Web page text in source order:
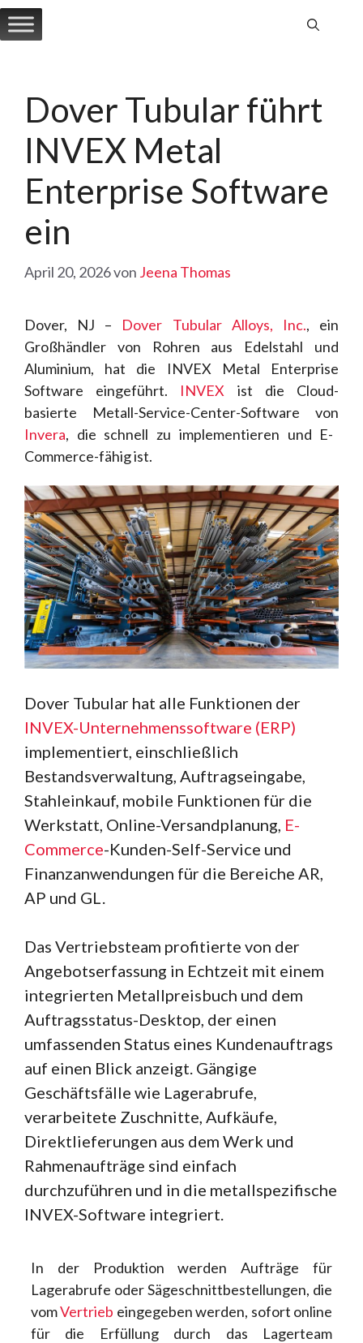
Zum
Inhalt
Dover Tubular führt
INVEX Metal
Enterprise Software
ein
April 20, 2026von Jeena Thomas
Dover, NJ – Dover Tubular Alloys, Inc., ein
Großhändler von Rohren aus Edelstahl und
Aluminium, hat die INVEX Metal Enterprise
Software eingeführt. INVEX ist die Cloud-
basierte Metall-Service-Center-Software von
Invera, die schnell zu implementieren und E-
Commerce-fähig ist.
Dover Tubular hat alle Funktionen der
INVEX-Unternehmenssoftware (ERP)
implementiert, einschließlich
Bestandsverwaltung, Auftragseingabe,
Stahleinkauf, mobile Funktionen für die
Werkstatt, Online-Versandplanung, E-
Commerce-Kunden-Self-Service und
Finanzanwendungen für die Bereiche AR,
AP und GL.
Das Vertriebsteam profitierte von der
Angebotserfassung in Echtzeit mit einem
integrierten Metallpreisbuch und dem
Auftragsstatus-Desktop, der einen
umfassenden Status eines Kundenauftrags
auf einen Blick anzeigt. Gängige
Geschäftsfälle wie Lagerabrufe,
verarbeitete Zuschnitte, Aufkäufe,
Direktlieferungen aus dem Werk und
Rahmenaufträge sind einfach
durchzuführen und in die metallspezifische
INVEX-Software integriert.
In der Produktion werden Aufträge für
Lagerabrufe oder Sägeschnittbestellungen, die
vomVertrieb eingegeben werden, sofort online
für die Erfüllung durch das Lagerteam